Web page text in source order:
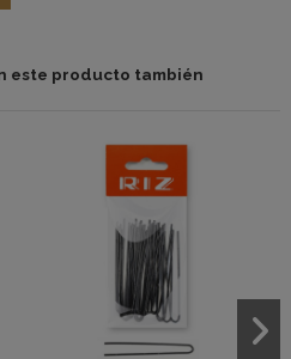
este producto también